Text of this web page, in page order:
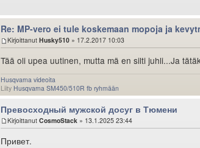
Re: MP-vero ei tule koskemaan mopoja ja
Kirjoittanut Husky510» 17.2.2017 10:03
Tää oli upea uutinen, mutta mä en silti juhli...Ja
Husqvarna videoita
Liity Husqvarna SM450/510R fb ryhmään
Превосходный мужской досуг в Тюмени
Kirjoittanut CosmoStack» 13.1.2025 23:44
Привет.